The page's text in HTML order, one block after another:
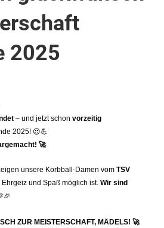
2025
– und jetzt schon vorzeitig
2025! 😍💪
🚀
unsere Korbball-Damen vom TSV
Ehrgeiz und Spaß möglich ist. Wir sind
ZUR MEISTERSCHAFT, MÄDELS! 🚀